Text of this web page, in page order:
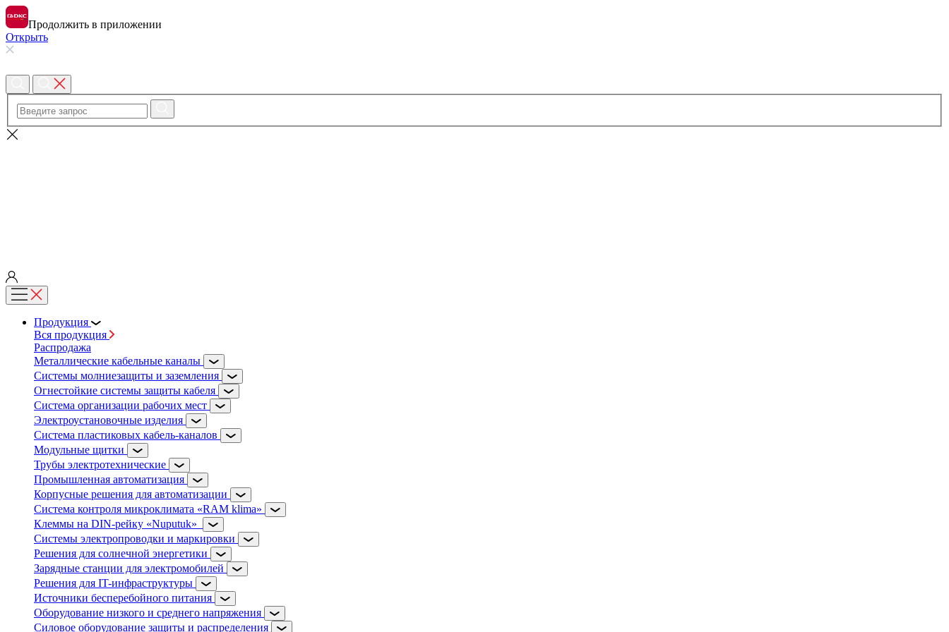
Продолжить в приложении
Открыть
Продукция
Вся продукция
Распродажа
Металлические кабельные каналы
Системы молниезащиты и заземления
Огнестойкие системы защиты кабеля
Система организации рабочих мест
Электроустановочные изделия
Система пластиковых кабель-каналов
Модульные щитки
Трубы электротехнические
Промышленная автоматизация
Корпусные решения для автоматизации
Система контроля микроклимата «RAM klima»
Клеммы на DIN-рейку «Nuputuk»
Системы электропроводки и маркировки
Решения для солнечной энергетики
Зарядные станции для электромобилей
Решения для IT-инфраструктуры
Источники бесперебойного питания
Оборудование низкого и среднего напряжения
Силовое оборудование защиты и распределения